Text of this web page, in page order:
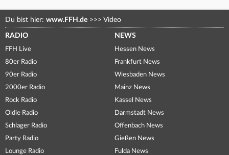
Du bist hier: www.FFH.de >>> Video
RADIO
FFH Live
80er Radio
90er Radio
2000er Radio
Rock Radio
Oldie Radio
Schlager Radio
Party Radio
Lounge Radio
NEWS
Hessen News
Frankfurt News
Wiesbaden News
Mainz News
Kassel News
Darmstadt News
Offenbach News
Gießen News
Fulda News